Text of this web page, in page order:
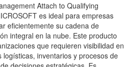
Attach to Qualifying
es ideal para empresas
eficientemente su cadena de
integral en la nube. Este producto
que requieren visibilidad en
inventarios y procesos de